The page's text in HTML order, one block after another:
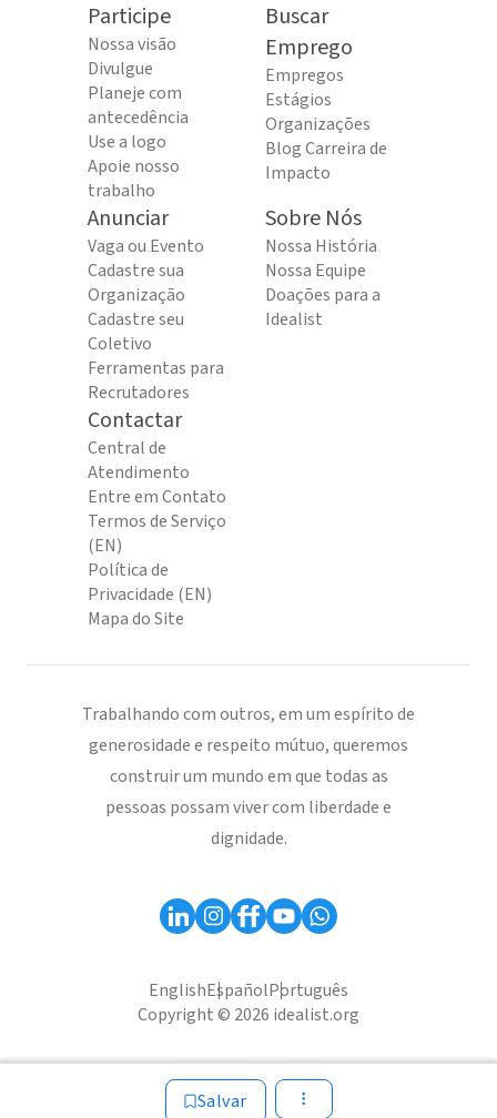
Salvar
Participe
Nossa visão
Divulgue
Planeje com
antecedência
Use a logo
Apoie nosso
trabalho
Buscar
Emprego
Empregos
Estágios
Organizações
Blog Carreira de
Impacto
Anunciar
Vaga ou Evento
Cadastre sua
Organização
Cadastre seu
Coletivo
Ferramentas para
Recrutadores
Sobre Nós
Nossa História
Nossa Equipe
Doações para a
Idealist
Contactar
Central de
Atendimento
Entre em Contato
Termos de Serviço
(EN)
Política de
Privacidade (EN)
Mapa do Site
Trabalhando com outros, em um espírito de
generosidade e respeito mútuo, queremos
construir um mundo em que todas as
pessoas possam viver com liberdade e
dignidade.
EnglishEspañolPortuguês
Copyright © 2026 idealist.org